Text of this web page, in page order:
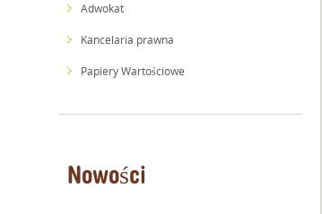
Adwokat
Kancelaria prawna
Papiery Wartościowe
Nowości